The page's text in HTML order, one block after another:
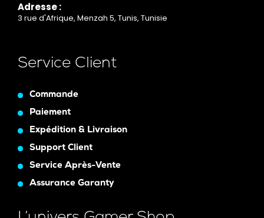
Adresse :
3 rue d'Afrique, Menzah 5, Tunis, Tunisie
Service Client
Commande
Paiement
Expédition & Livraison
Support Client
Service Après-Vente
Assurance Garanty